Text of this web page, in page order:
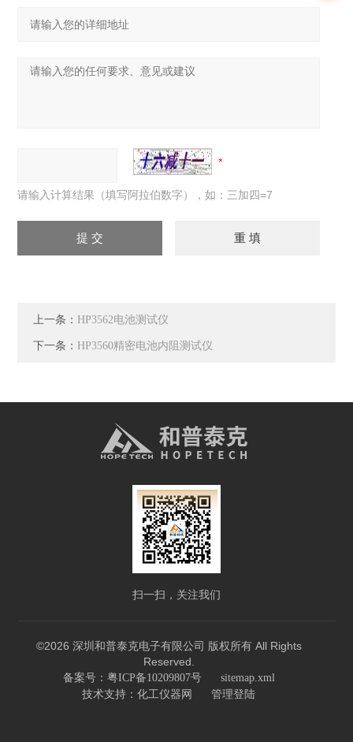
请输入计算结果（填写阿拉伯数字），如：三加四=7
上一条： HP3562电池测试仪
下一条： HP3560精密电池内阻测试仪
扫一扫，关注我们
©2026 深圳和普泰克电子有限公司 版权所有 All Rights
Reserved.
备案号：粤ICP备10209807号 sitemap.xml
技术支持： 化工仪器网 管理登陆